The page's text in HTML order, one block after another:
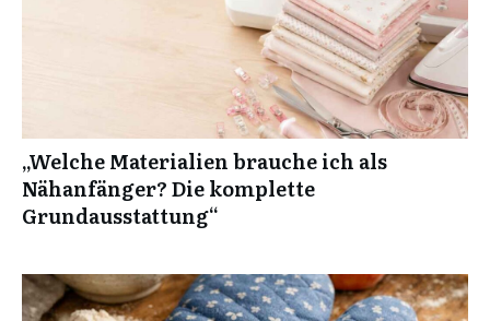
„Welche Materialien brauche ich als
Nähanfänger? Die komplette
Grundausstattung“